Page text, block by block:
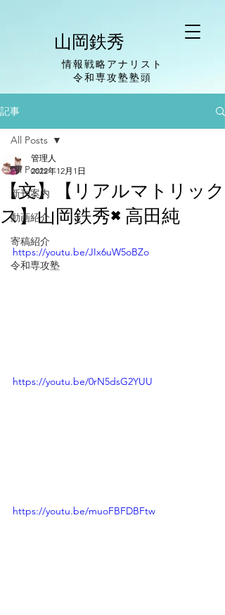
山岡鉄秀
情報戦略アナリスト
​令和専攻塾塾頭
記事
All Posts
新刊案内
動画紹介
寄稿紹介
令和専攻塾
All Posts
【文】【リアルマトリック
ス】山岡鉄秀×高田純
管理人
2022年12月1日
https://youtu.be/JIx6uW5oBZo
https://youtu.be/0rN5dsG2YUU
https://youtu.be/muoFBFDBFtw